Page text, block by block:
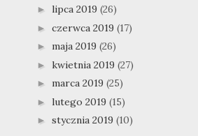
► lipca 2019 (26)
► czerwca 2019 (17)
► maja 2019 (26)
► kwietnia 2019 (27)
► marca 2019 (25)
► lutego 2019 (15)
► stycznia 2019 (10)